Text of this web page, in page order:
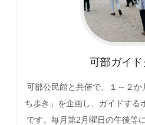
可部ガイ
可部公民館と共催で、１～２か
ち歩き」を企画し、ガイドする
です。毎月第2月曜日の午後等